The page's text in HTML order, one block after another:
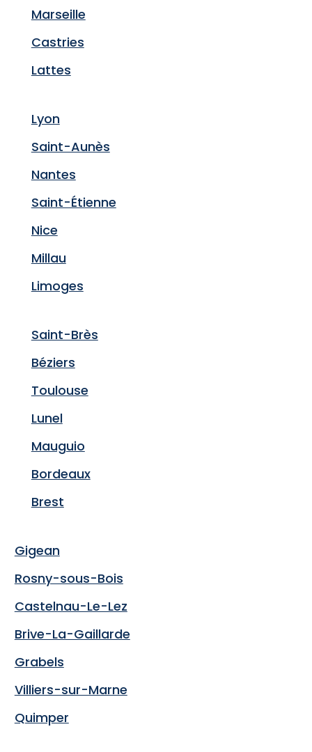
Marseille
Castries
Lattes
Lyon
Saint-Aunès
Nantes
Saint-Étienne
Nice
Millau
Limoges
Saint-Brès
Béziers
Toulouse
Lunel
Mauguio
Bordeaux
Brest
Gigean
Rosny-sous-Bois
Castelnau-Le-Lez
Brive-La-Gaillarde
Grabels
Villiers-sur-Marne
Quimper